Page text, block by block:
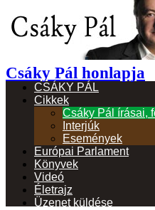
Csáky Pál honlapja
CSÁKY PÁL
Cikkek
Csáky Pál írásai,
Interjúk
Események
Európai Parlament
Könyvek
Videó
Életrajz
Üzenet küldése